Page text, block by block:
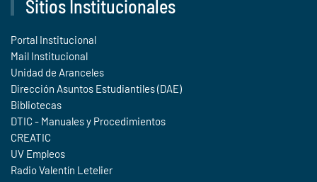
Sitios Institucionales
Portal Institucional
Mail Institucional
Unidad de Aranceles
Dirección Asuntos Estudiantiles (DAE)
Bibliotecas
DTIC - Manuales y Procedimientos
CREATIC
UV Empleos
Radio Valentín Letelier